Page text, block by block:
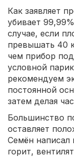
Как заявляет
убивает
случае, если
превышать 40
чем прибор
условной
рекомендуем
постоянной
затем делая
Большинство
оставляет
Семён написал
горит,